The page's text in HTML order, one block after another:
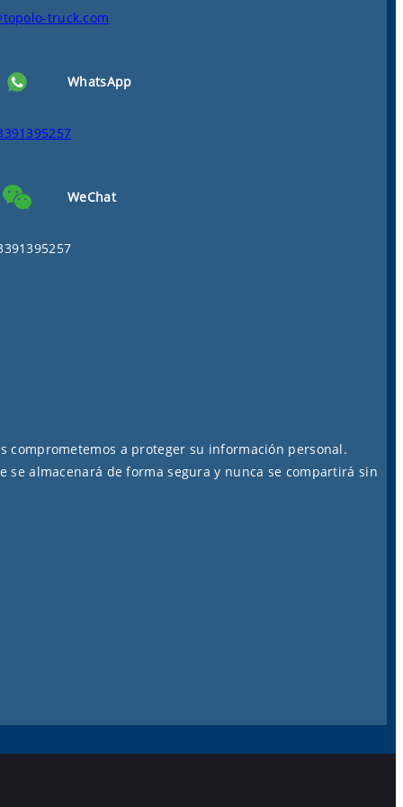
truck.com
WhatsApp
WeChat
comprometemos a proteger su información personal.
se almacenará de forma segura y nunca se compartirá sin